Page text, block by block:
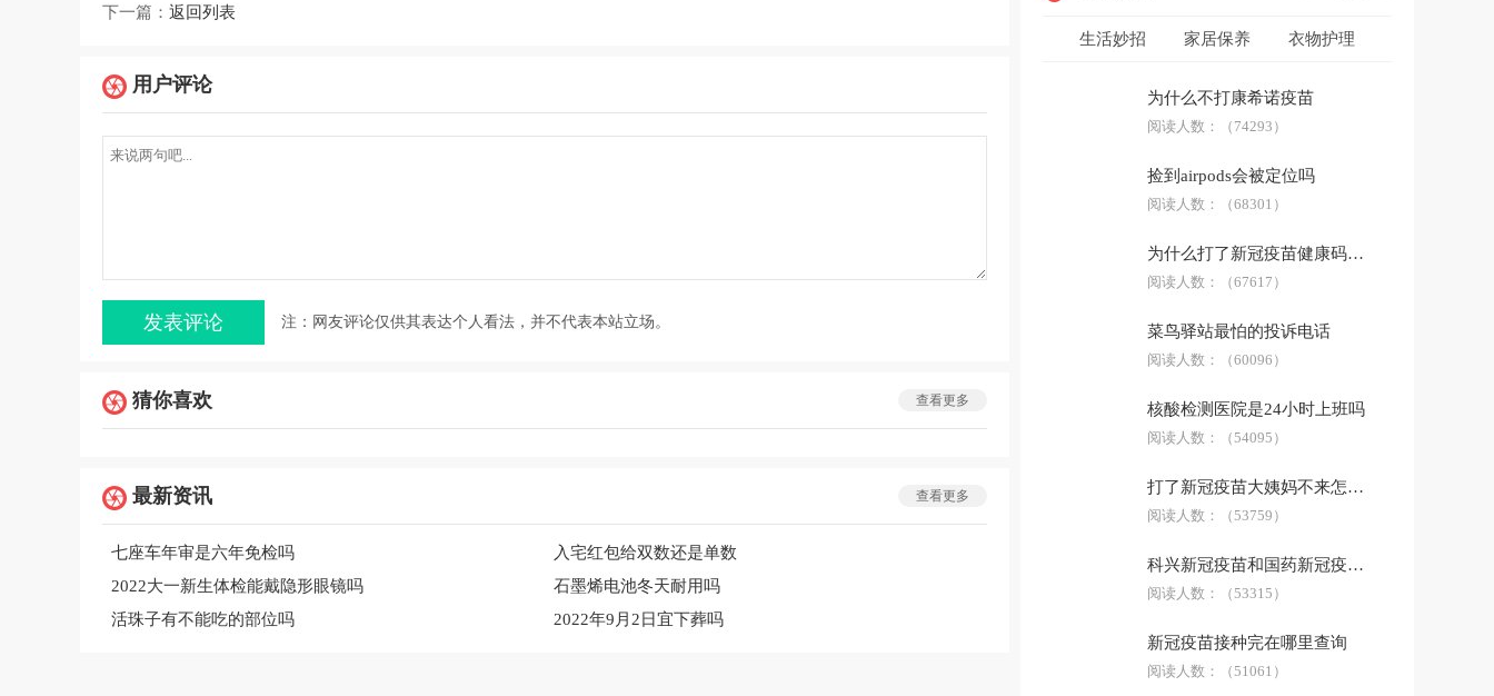
下一篇： 返回列表
用户评论
注：网友评论仅供其表达个人看法，并不代表本站立场。
猜你喜欢 查看更多
最新资讯 查看更多
七座车年审是六年免检吗
入宅红包给双数还是单数
2022大一新生体检能戴隐形眼镜吗
石墨烯电池冬天耐用吗
活珠子有不能吃的部位吗
2022年9月2日宜下葬吗
生活妙招 家居保养 衣物护理
科普答疑
为什么不打康希诺疫苗
阅读人数： （74293）
捡到airpods会被定位吗
阅读人数： （68301）
为什么打了新冠疫苗健康码没有显示
阅读人数： （67617）
菜鸟驿站最怕的投诉电话
阅读人数： （60096）
核酸检测医院是24小时上班吗
阅读人数： （54095）
打了新冠疫苗大姨妈不来怎么办
阅读人数： （53759）
科兴新冠疫苗和国药新冠疫苗哪个好
阅读人数： （53315）
新冠疫苗接种完在哪里查询
阅读人数： （51061）